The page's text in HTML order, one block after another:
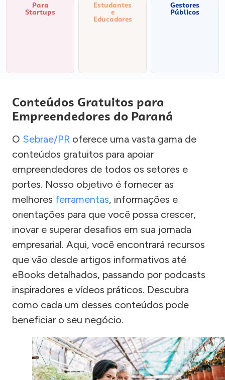
Para
Startups
Estudantes
e
Educadores
Gestores
Públicos
Conteúdos Gratuitos para
Empreendedores do Paraná
O Sebrae/PR oferece uma vasta gama de
conteúdos gratuitos para apoiar
empreendedores de todos os setores e
portes. Nosso objetivo é fornecer as
melhores ferramentas, informações e
orientações para que você possa crescer,
inovar e superar desafios em sua jornada
empresarial. Aqui, você encontrará recursos
que vão desde artigos informativos até
eBooks detalhados, passando por podcasts
inspiradores e vídeos práticos. Descubra
como cada um desses conteúdos pode
beneficiar o seu negócio.